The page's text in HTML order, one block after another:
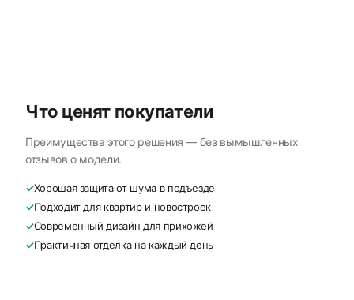
Что ценят покупатели
Преимущества этого решения — без вымышленных
отзывов о модели.
✓Хорошая защита от шума в подъезде
✓Подходит для квартир и новостроек
✓Современный дизайн для прихожей
✓Практичная отделка на каждый день